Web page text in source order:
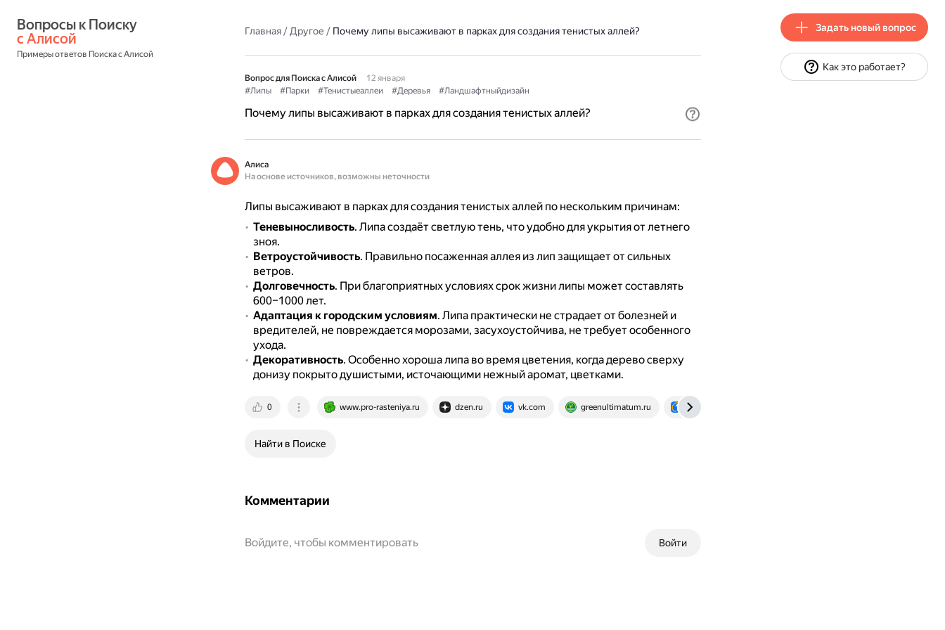
с Алисой
Примеры ответов Поиска с Алисой
Главная/Другое / Почему липы высаживают в парках для создания тенистых аллей?
Вопрос для Поиска с Алисой
12 января
#Липы
#Парки #Тенистыеаллеи #Деревья #Ландшафтныйдизайн
Почему липы высаживают в парках для создания тенистых аллей?
Алиса
На основе источников, возможны неточности
Липы высаживают в парках для создания тенистых аллей по нескольким причинам:
Теневыносливость. Липа создаёт светлую тень, что удобно для укрытия от летнего
зноя.
Ветроустойчивость. Правильно посаженная аллея из лип защищает от сильных
ветров.
Долговечность. При благоприятных условиях срок жизни липы может составлять
600–1000 лет.
Адаптация к городским условиям. Липа практически не страдает от болезней и
вредителей, не повреждается морозами, засухоустойчива, не требует особенного
ухода.
Декоративность. Особенно хороша липа во время цветения, когда дерево сверху
донизу покрыто душистыми, источающими нежный аромат, цветками.
0 www.pro-rasteniya.ru dzen.ru vk.com greenultimatum.ru otvet.mail.ru
Найти в Поиске
Комментарии
Войти
Войдите, чтобы комментировать
Задать новый вопрос
Как это работает?